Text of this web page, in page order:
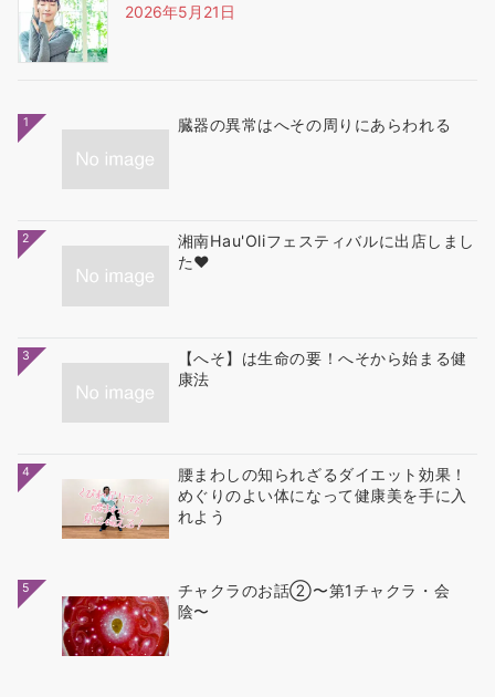
2026年5月21日
1 臓器の異常はへその周りにあらわれる
2
湘南Hau'Oliフェスティバルに出店しまし
た❤
3
【へそ】は生命の要！へそから始まる健
康法
4
腰まわしの知られざるダイエット効果！
めぐりのよい体になって健康美を手に入
れよう
5
チャクラのお話②〜第1チャクラ・会
陰〜